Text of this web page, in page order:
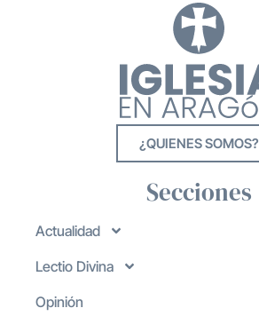
¿QUIENES SOMOS?
Secciones
Actualidad
Lectio Divina
Opinión